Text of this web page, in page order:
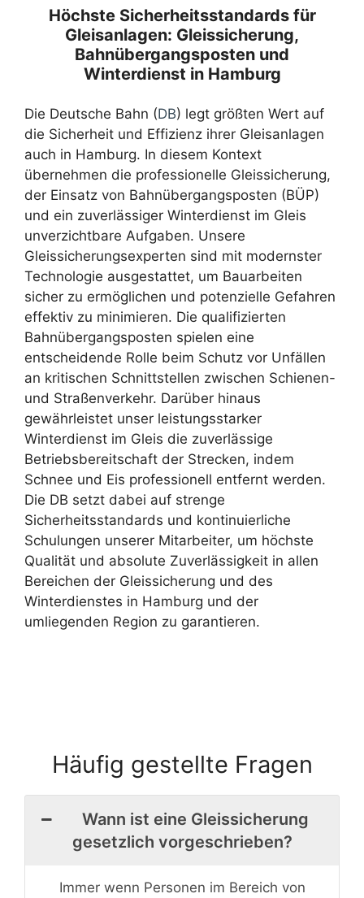
Höchste Sicherheitsstandards für
Gleisanlagen: Gleissicherung,
Bahnübergangsposten und
Winterdienst in Hamburg
Die Deutsche Bahn (DB) legt größten Wert auf
die Sicherheit und Effizienz ihrer Gleisanlagen
auch in Hamburg. In diesem Kontext
übernehmen die professionelle Gleissicherung,
der Einsatz von Bahnübergangsposten (BÜP)
und ein zuverlässiger Winterdienst im Gleis
unverzichtbare Aufgaben. Unsere
Gleissicherungsexperten sind mit modernster
Technologie ausgestattet, um Bauarbeiten
sicher zu ermöglichen und potenzielle Gefahren
effektiv zu minimieren. Die qualifizierten
Bahnübergangsposten spielen eine
entscheidende Rolle beim Schutz vor Unfällen
an kritischen Schnittstellen zwischen Schienen-
und Straßenverkehr. Darüber hinaus
gewährleistet unser leistungsstarker
Winterdienst im Gleis die zuverlässige
Betriebsbereitschaft der Strecken, indem
Schnee und Eis professionell entfernt werden.
Die DB setzt dabei auf strenge
Sicherheitsstandards und kontinuierliche
Schulungen unserer Mitarbeiter, um höchste
Qualität und absolute Zuverlässigkeit in allen
Bereichen der Gleissicherung und des
Winterdienstes in Hamburg und der
umliegenden Region zu garantieren.
Häufig gestellte Fragen
Wann ist eine Gleissicherung
gesetzlich vorgeschrieben?
Immer wenn Personen im Bereich von